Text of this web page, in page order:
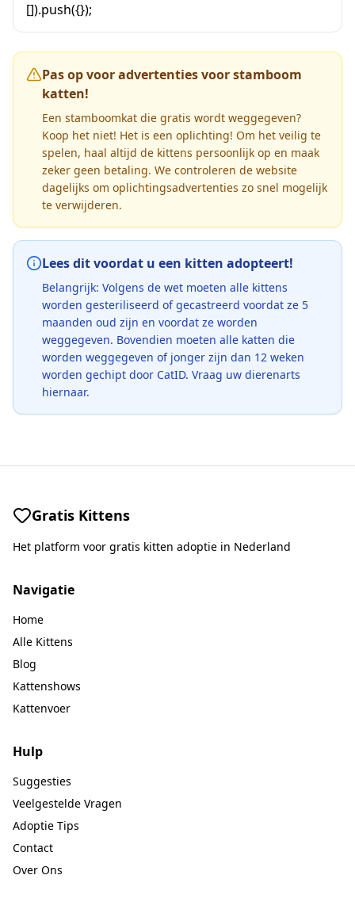
[]).push({});
Pas op voor advertenties voor stamboom
katten!
Een stamboomkat die gratis wordt weggegeven?
Koop het niet! Het is een oplichting! Om het veilig te
spelen, haal altijd de kittens persoonlijk op en maak
zeker geen betaling. We controleren de website
dagelijks om oplichtingsadvertenties zo snel mogelijk
te verwijderen.
Lees dit voordat u een kitten adopteert!
Belangrijk: Volgens de wet moeten alle kittens
worden gesteriliseerd of gecastreerd voordat ze 5
maanden oud zijn en voordat ze worden
weggegeven. Bovendien moeten alle katten die
worden weggegeven of jonger zijn dan 12 weken
worden gechipt door CatID. Vraag uw dierenarts
hiernaar.
Gratis Kittens
Het platform voor gratis kitten adoptie in Nederland
Navigatie
Home
Alle Kittens
Blog
Kattenshows
Kattenvoer
Hulp
Suggesties
Veelgestelde Vragen
Adoptie Tips
Contact
Over Ons